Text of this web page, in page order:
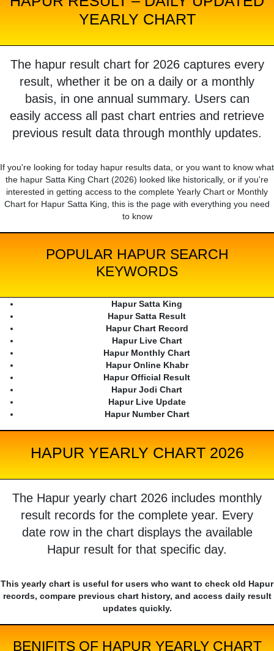
YEARLY CHART
The hapur result chart for 2026 captures every
result, whether it be on a daily or a monthly
basis, in one annual summary. Users can
easily access all past chart entries and retrieve
previous result data through monthly updates.
If you're looking for today hapur results data, or you want to know what
the hapur Satta King Chart (2026) looked like historically, or if you're
interested in getting access to the complete Yearly Chart or Monthly
Chart for Hapur Satta King, this is the page with everything you need
to know
POPULAR HAPUR SEARCH
KEYWORDS
Hapur Satta King
Hapur Satta Result
Hapur Chart Record
Hapur Live Chart
Hapur Monthly Chart
Hapur Online Khabr
Hapur Official Result
Hapur Jodi Chart
Hapur Live Update
Hapur Number Chart
HAPUR YEARLY CHART 2026
The Hapur yearly chart 2026 includes monthly
result records for the complete year. Every
date row in the chart displays the available
Hapur result for that specific day.
This yearly chart is useful for users who want to check old Hapur
records, compare previous chart history, and access daily result
updates quickly.
BENIFITS OF HAPUR YEARLY CHART